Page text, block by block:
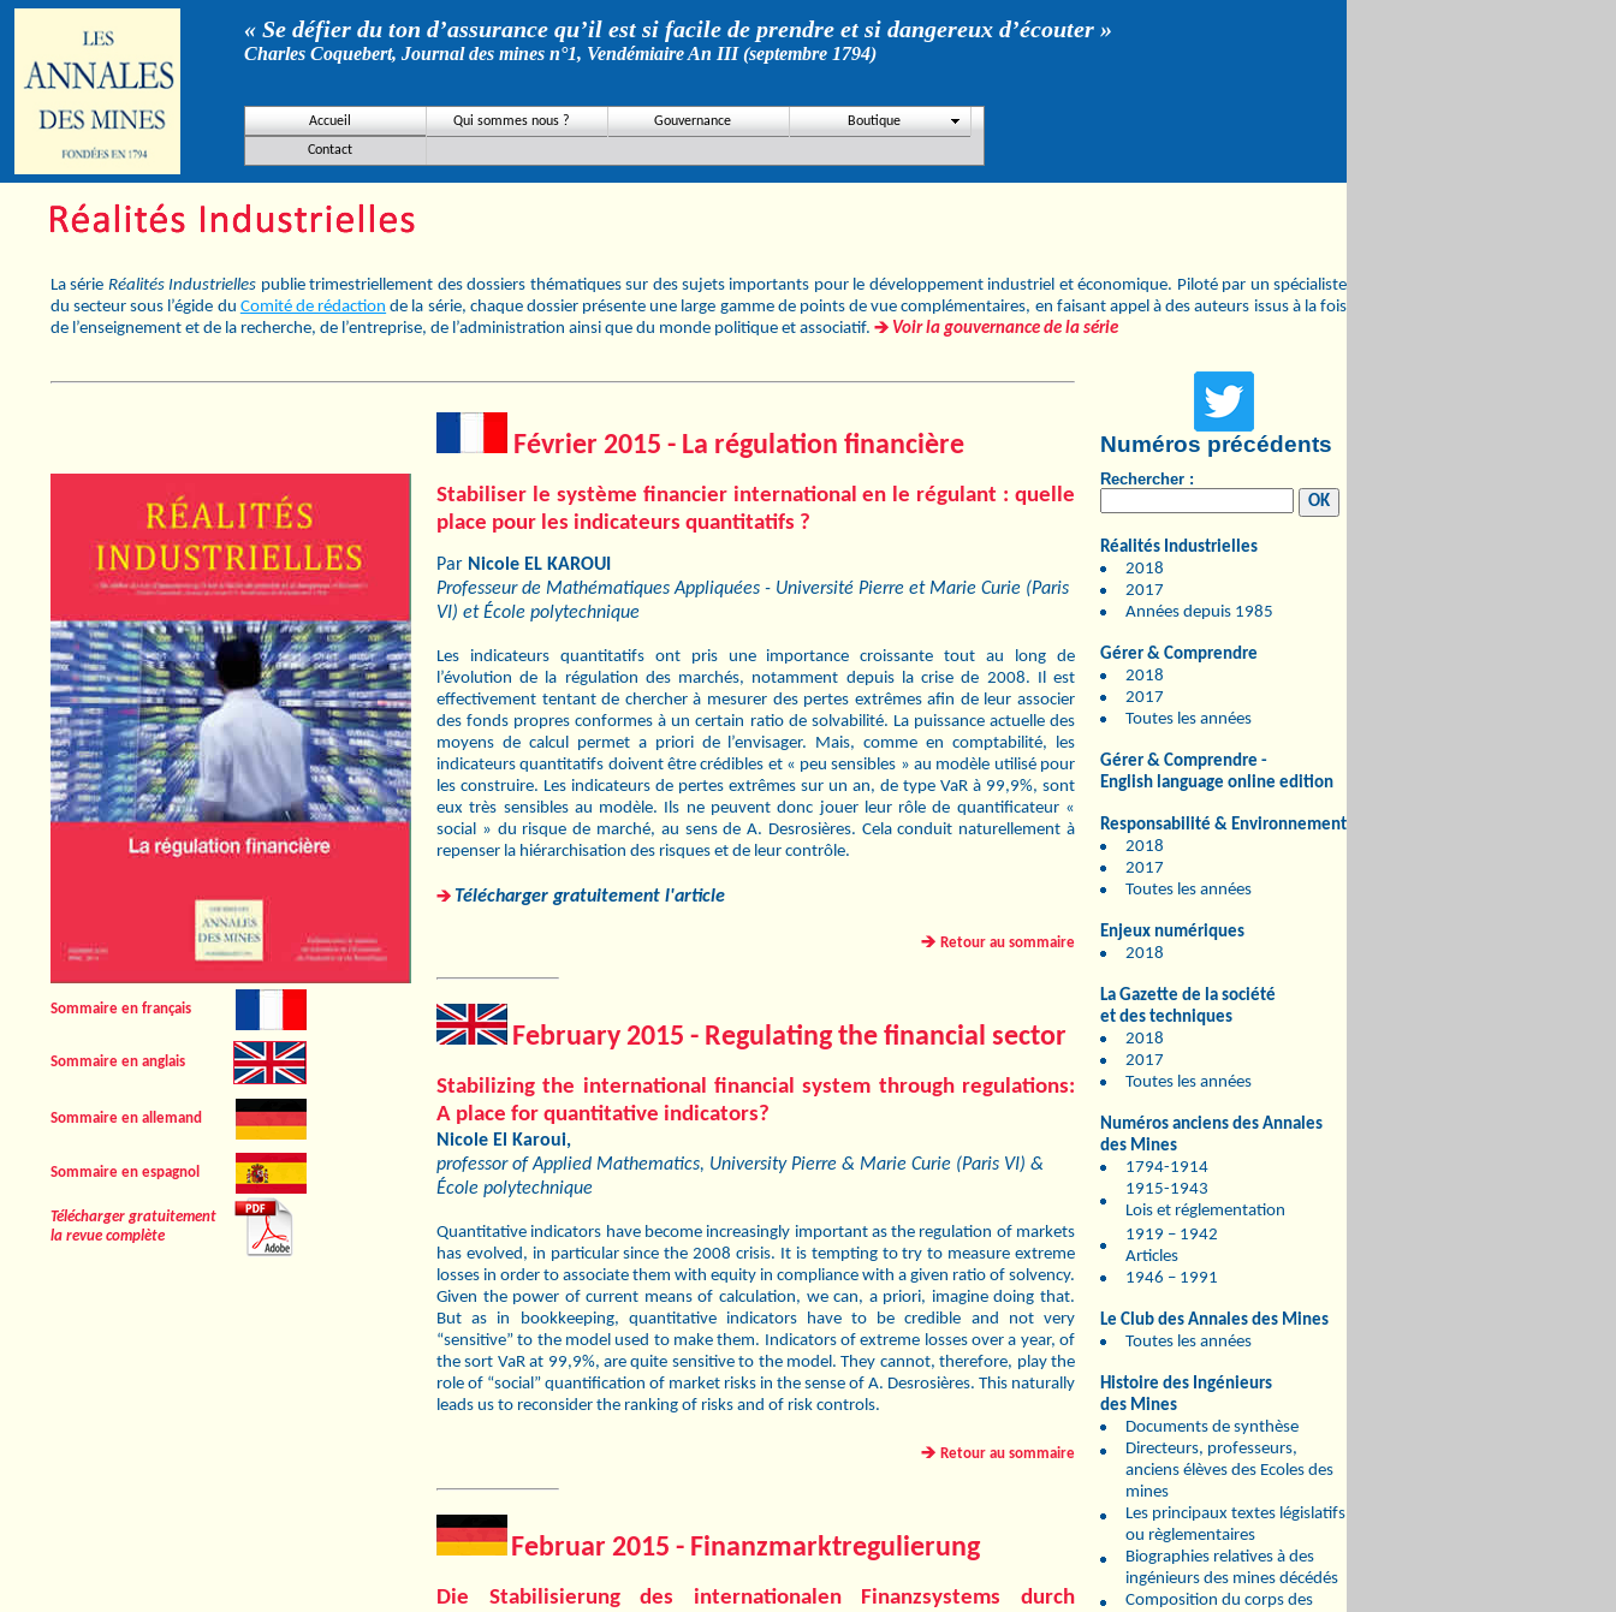
« Se défier du ton d’assurance qu’il est si facile de prendre et si dangereux d’écouter »
Charles Coquebert, Journal des mines n°1, Vendémiaire An III (septembre 1794)
Accueil Qui sommes nous ? Gouvernance
Boutique
Contact
La série Réalités Industrielles publie trimestriellement des dossiers thématiques sur des sujets importants pour le développement industriel et économique. Piloté par un spécialiste
du secteur sous l’égide du Comité de rédaction de la série, chaque dossier présente une large gamme de points de vue complémentaires, en faisant appel à des auteurs issus à la fois
de l’enseignement et de la recherche, de l’entreprise, de l’administration ainsi que du monde politique et associatif.
Voir la gouvernance de la série
Numéros précédents
Rechercher :
Réalités Industrielles
2018
2017
Années depuis 1985
Gérer & Comprendre
2018
2017
Toutes les années
Gérer & Comprendre -
English language online edition
Responsabilité & Environnement
2018
2017
Toutes les années
Enjeux numériques
2018
La Gazette de la société
et des techniques
2018
2017
Toutes les années
Numéros anciens des Annales
des Mines
1794-1914
1915-1943
Lois et réglementation
1919 – 1942
Articles
1946 – 1991
Le Club des Annales des Mines
Toutes les années
Histoire des Ingénieurs
des Mines
Documents de synthèse
Directeurs, professeurs,
anciens élèves des Ecoles des
mines
Les principaux textes législatifs
ou règlementaires
Biographies relatives à des
ingénieurs des mines décédés
Composition du corps des
Sommaire en français
Sommaire en anglais
Sommaire en allemand
Sommaire en espagnol
Télécharger gratuitement
la revue complète
Février 2015 - La régulation financière
Stabiliser le système ﬁnancier international en le régulant : quelle
place pour les indicateurs quantitatifs ?
Par Nicole EL KAROUI
Professeur de Mathématiques Appliquées - Université Pierre et Marie Curie (Paris
VI) et École polytechnique
Les indicateurs quantitatifs ont pris une importance croissante tout au long de
l’évolution de la régulation des marchés, notamment depuis la crise de 2008. Il est
effectivement tentant de chercher à mesurer des pertes extrêmes aﬁn de leur associer
des fonds propres conformes à un certain ratio de solvabilité. La puissance actuelle des
moyens de calcul permet a priori de l’envisager. Mais, comme en comptabilité, les
indicateurs quantitatifs doivent être crédibles et « peu sensibles » au modèle utilisé pour
les construire. Les indicateurs de pertes extrêmes sur un an, de type VaR à 99,9%, sont
eux très sensibles au modèle. Ils ne peuvent donc jouer leur rôle de quantiﬁcateur «
social » du risque de marché, au sens de A. Desrosières. Cela conduit naturellement à
repenser la hiérarchisation des risques et de leur contrôle.
Télécharger gratuitement l'article
Retour au sommaire
February 2015 - Regulating the ﬁnancial sector
Stabilizing the international ﬁnancial system through regulations:
A place for quantitative indicators?
Nicole El Karoui,
professor of Applied Mathematics, University Pierre & Marie Curie (Paris VI) &
École polytechnique
Quantitative indicators have become increasingly important as the regulation of markets
has evolved, in particular since the 2008 crisis. It is tempting to try to measure extreme
losses in order to associate them with equity in compliance with a given ratio of solvency.
Given the power of current means of calculation, we can, a priori, imagine doing that.
But as in bookkeeping, quantitative indicators have to be credible and not very
“sensitive” to the model used to make them. Indicators of extreme losses over a year, of
the sort VaR at 99,9%, are quite sensitive to the model. They cannot, therefore, play the
role of “social” quantiﬁcation of market risks in the sense of A. Desrosières. This naturally
leads us to reconsider the ranking of risks and of risk controls.
Retour au sommaire
Februar 2015 - Finanzmarktregulierung
Die Stabilisierung des internationalen Finanzsystems durch